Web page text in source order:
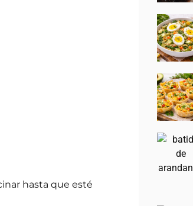
hasta que esté